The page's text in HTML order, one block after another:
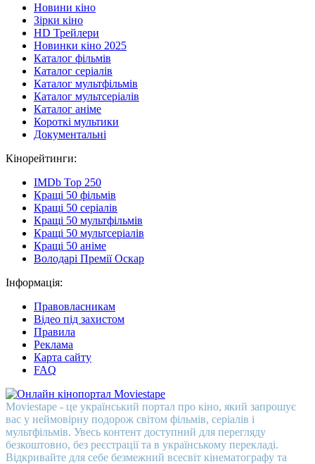
Новини кіно
Зірки кіно
HD Трейлери
Новинки кіно 2025
Каталог фільмів
Каталог серіалів
Каталог мультфільмів
Каталог мультсеріалів
Каталог аніме
Короткі мультики
Документальні
Кінорейтинги:
IMDb Top 250
Кращі 50 фільмів
Кращі 50 серіалів
Кращі 50 мультфільмів
Кращі 50 мультсеріалів
Кращі 50 аніме
Володарі Премії Оскар
Інформація:
Правовласникам
Відео під захистом
Правила
Реклама
Карта сайту
FAQ
Moviestape - це український портал про кіно, який запрошує
вас у неймовірну подорож світом фільмів, серіалів і
мультфільмів. Увесь контент доступний для перегляду
безкоштовно, без реєстрації та в українському перекладі.
Відкривайте для себе безмежний всесвіт кінематографу та